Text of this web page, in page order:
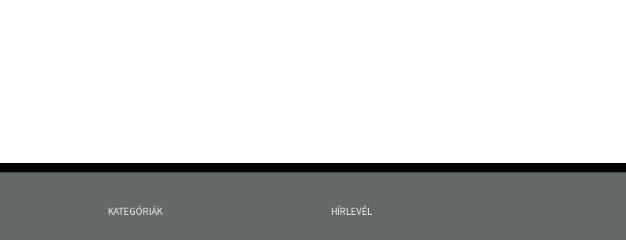
KATEGÓRIÁK HÍRLEVÉL